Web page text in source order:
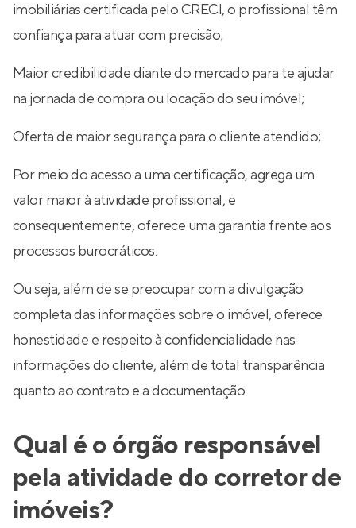
imobiliárias certificada pelo CRECI, o profissional têm
confiança para atuar com precisão;
Maior credibilidade diante do mercado para te ajudar
na jornada de compra ou locação do seu imóvel;
Oferta de maior segurança para o cliente atendido;
Por meio do acesso a uma certificação, agrega um
valor maior à atividade profissional, e
consequentemente, oferece uma garantia frente aos
processos burocráticos.
Ou seja, além de se preocupar com a divulgação
completa das informações sobre o imóvel, oferece
honestidade e respeito à confidencialidade nas
informações do cliente, além de total transparência
quanto ao contrato e a documentação.
Qual é o órgão responsável
pela atividade do corretor de
imóveis?